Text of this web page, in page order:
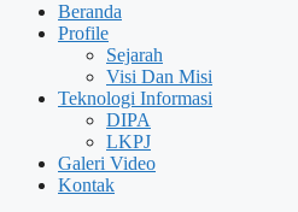
Beranda
Profile
Sejarah
Visi Dan Misi
Teknologi Informasi
DIPA
LKPJ
Galeri Video
Kontak